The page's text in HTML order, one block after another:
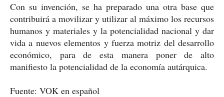
Con su invención, se ha preparado una otra base que
contribuirá a movilizar y utilizar al máximo los recursos
humanos y materiales y la potencialidad nacional y dar
vida a nuevos elementos y fuerza motriz del desarrollo
económico, para de esta manera poner de alto
manifiesto la potencialidad de la economía autárquica.
Fuente: VOK en español